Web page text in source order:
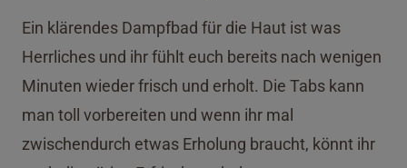
Ein klärendes Dampfbad für die Haut ist was
Herrliches und ihr fühlt euch bereits nach wenigen
Minuten wieder frisch und erholt. Die Tabs kann
man toll vorbereiten und wenn ihr mal
zwischendurch etwas Erholung braucht, könnt ihr